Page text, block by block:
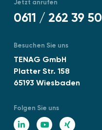
Jetzt anrufen
0611 / 262 39 50
Besuchen Sie uns
TENAG GmbH
Platter Str. 158
65193 Wiesbaden
Folgen Sie uns
L
Y
X